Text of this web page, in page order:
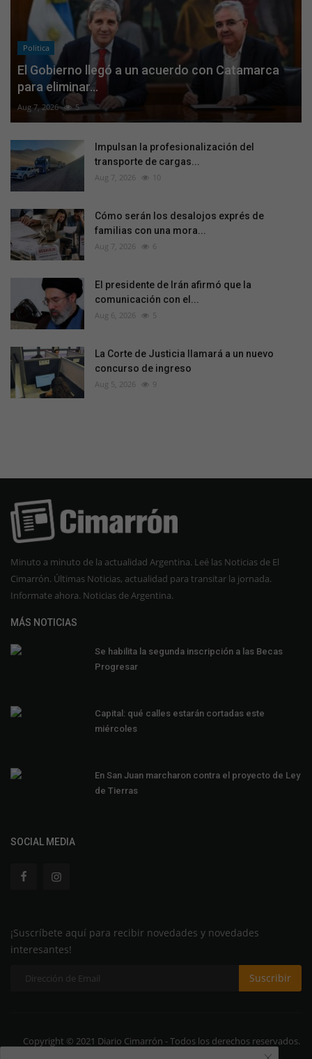
Politica
El Gobierno llegó a un acuerdo con Catamarca
para eliminar...
Aug 7, 2026 5
Impulsan la profesionalización del
transporte de cargas...
Aug 7, 2026 10
Cómo serán los desalojos exprés de
familias con una mora...
Aug 7, 2026 6
El presidente de Irán afirmó que la
comunicación con el...
Aug 6, 2026 5
La Corte de Justicia llamará a un nuevo
concurso de ingreso
Aug 5, 2026 9
Minuto a minuto de la actualidad Argentina. Leé las Noticias de El
Cimarrón. Últimas Noticias, actualidad para transitar la jornada.
Informate ahora. Noticias de Argentina.
MÁS NOTICIAS
Se habilita la segunda inscripción a las Becas
Progresar
Capital: qué calles estarán cortadas este
miércoles
En San Juan marcharon contra el proyecto de Ley
de Tierras
SOCIAL MEDIA
¡Suscríbete aquí para recibir novedades y novedades
interesantes!
Suscribir
Copyright © 2021 Diario Cimarrón - Todos los derechos reservados.